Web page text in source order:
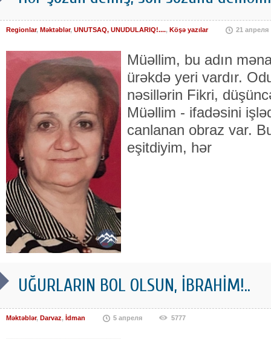
Regionlar, Məktəblər, UNUTSAQ, UNUDULARIQ!...., Köşə yazılar 21 апреля
Müəllim, bu adın
ürəkdə yeri vardır.
nəsillərin Fikri,
Müəllim - ifadəsini
canlanan obraz var.
eşitdiyim, hər
UĞURLARIN BOL OLSUN, İBRAHİM!..
Məktəblər, Darvaz, İdman 5 апреля 5777